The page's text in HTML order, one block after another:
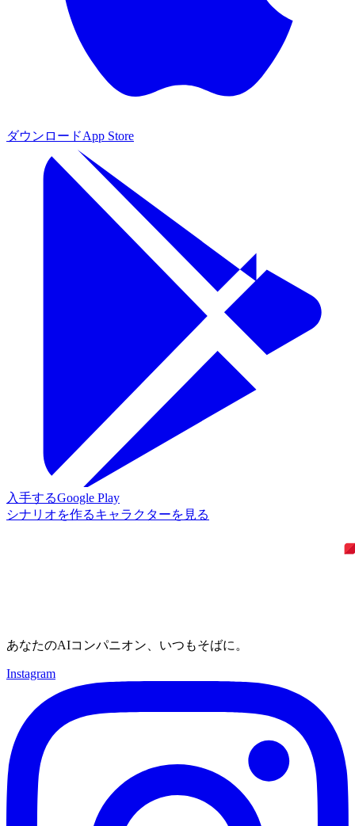
ダウンロードApp Store
入手するGoogle Play
シナリオを作るキャラクターを見る
あなたのAIコンパニオン、いつもそばに。
Instagram